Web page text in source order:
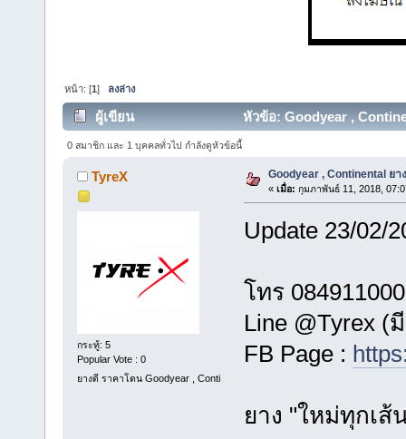
หน้า: [1] ลงล่าง
ผู้เขียน หัวข้อ: Goodyear ,
0 สมาชิก และ 1 บุคคลทั่วไป กำลังดูหัวข้อนี้
TyreX
กระทู้: 5
Popular Vote : 0
ยางดี ราคาโดน Goodyear , Conti
Goodyear , Continental ย
« เมื่อ: กุมภาพันธ์ 11, 2018,
Update 23/
โทร
Line @Tyrex (
FB Page :
ยาง "ใหม่ทุกเ